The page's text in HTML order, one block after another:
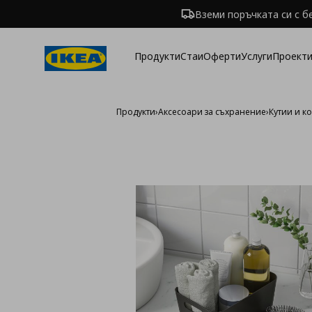
Вземи поръчката си с
ПродуктиСтаиОфертиУслуги
Продукти›Аксесоари за съхранение›Кутии и